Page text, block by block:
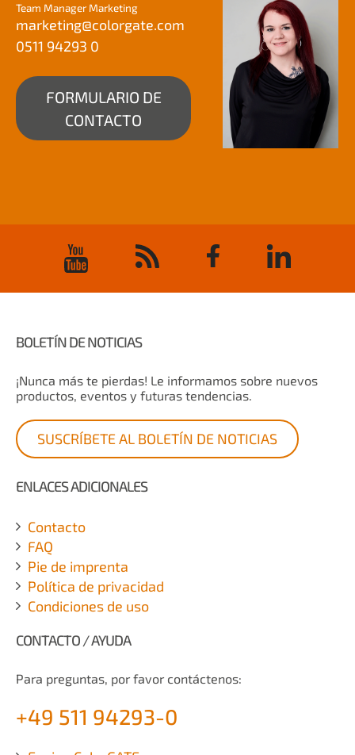
Team Manager Marketing
marketing@colorgate.com
0511 94293 0
FORMULARIO DE
CONTACTO
BOLETÍN DE NOTICIAS
¡Nunca más te pierdas! Le informamos sobre nuevos
productos, eventos y futuras tendencias.
SUSCRÍBETE AL BOLETÍN DE NOTICIAS
ENLACES ADICIONALES
Contacto
FAQ
Pie de imprenta
Política de privacidad
Condiciones de uso
CONTACTO / AYUDA
Para preguntas, por favor contáctenos:
+49 511 94293-0